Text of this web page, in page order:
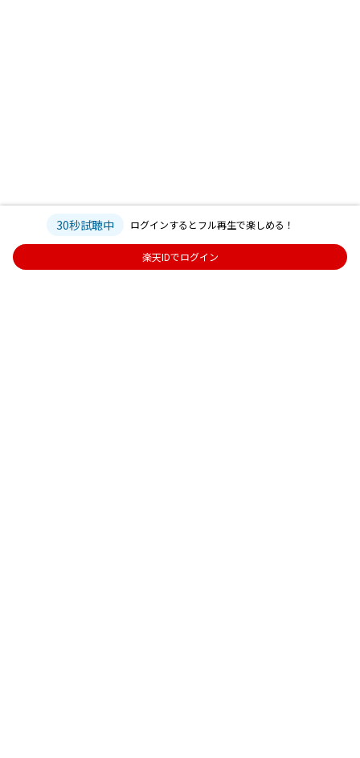
30秒試聴中 ログインするとフル再生で楽しめる！
楽天IDでログイン